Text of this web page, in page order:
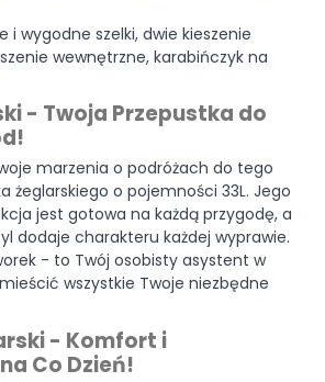
i wygodne szelki, dwie kieszenie
wewnętrzne, karabińczyk na
- Twoja Przepustka do
marzenia o podróżach do tego
żeglarskiego o pojemności 33L. Jego
jest gotowa na każdą przygodę, a
dodaje charakteru każdej wyprawie.
- to Twój osobisty asystent w
wszystkie Twoje niezbędne
- Komfort i
Co Dzień!